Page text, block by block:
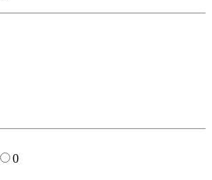
0